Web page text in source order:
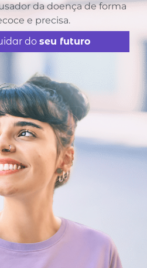
da doença de forma
e precisa.
do seu futuro